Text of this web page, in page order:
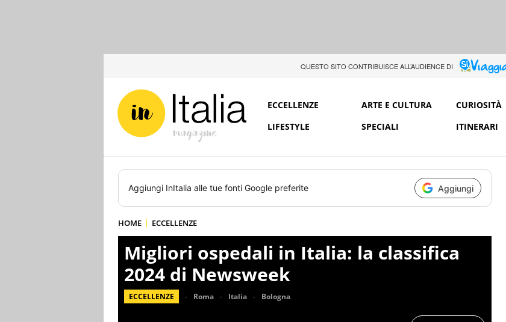
QUESTO SITO CONTRIBUISCE ALL’AUDIENCE DI
ECCELLENZE ARTE E CULTURA CURIOSITÀ
LIFESTYLE
SPECIALI ITINERARI
Aggiungi InItalia alle tue fonti Google preferite Aggiungi
HOME ECCELLENZE
Migliori ospedali in Italia: la classifica
2024 di Newsweek
ECCELLENZE Roma Italia Bologna